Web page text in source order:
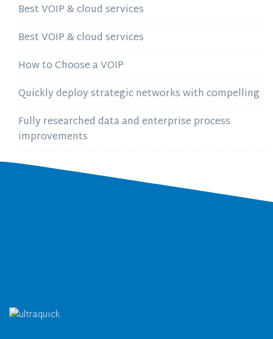
Best VOIP & cloud services
Best VOIP & cloud services
How to Choose a VOIP
Quickly deploy strategic networks with compelling
Fully researched data and enterprise process
improvements